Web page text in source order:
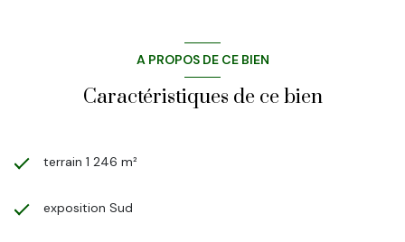
A PROPOS DE CE BIEN
Caractéristiques de ce bien
terrain 1 246 m²
exposition Sud